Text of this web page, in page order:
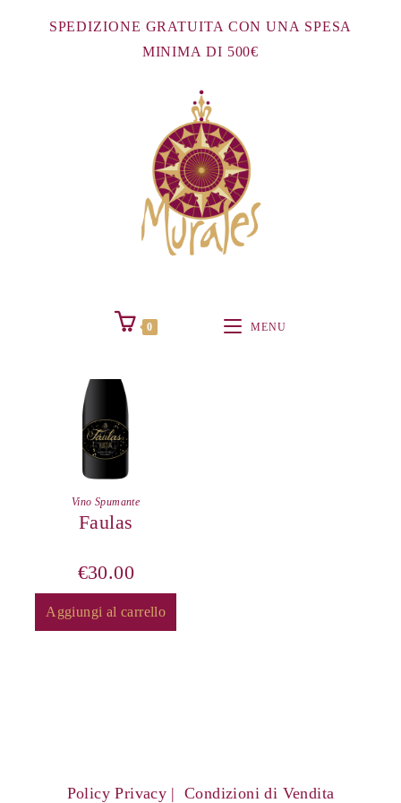
SPEDIZIONE GRATUITA CON UNA SPESA
MINIMA DI 500€
0 MENU
Vino Spumante
Faulas
€30.00
Aggiungi al carrello
Policy Privacy Condizioni di Vendita